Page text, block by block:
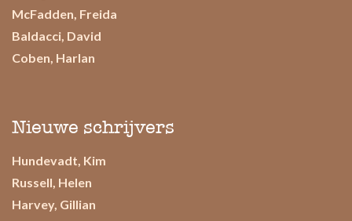
McFadden, Freida
Baldacci, David
Coben, Harlan
Nieuwe schrijvers
Hundevadt, Kim
Russell, Helen
Harvey, Gillian